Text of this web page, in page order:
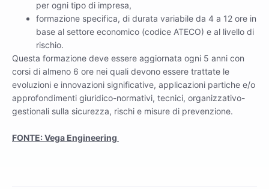
per ogni tipo di impresa,
formazione specifica, di durata variabile da 4 a 12 ore in
base al settore economico (codice ATECO) e al livello di
rischio.
Questa formazione deve essere aggiornata ogni 5 anni con
corsi di almeno 6 ore nei quali devono essere trattate le
evoluzioni e innovazioni significative, applicazioni partiche e/o
approfondimenti giuridico-normativi, tecnici, organizzativo-
gestionali sulla sicurezza, rischi e misure di prevenzione.
FONTE: Vega Engineering